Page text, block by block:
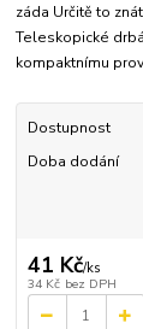
záda Určitě to
Teleskopické
kompaktnímu
Dostupnost
Doba dodání
41 Kč/ks
34 Kč bez DPH